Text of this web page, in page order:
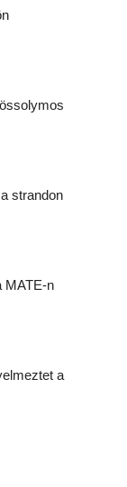
strandon
MATE-n
a